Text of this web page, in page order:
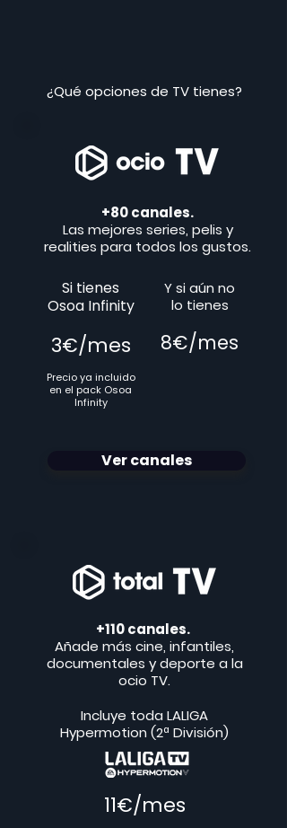
¿Qué opciones de TV tienes?
+80 canales.
Las mejores series, pelis y
realities para todos los gustos.
Si tienes
Osoa Infinity
3€/mes
Precio ya incluido
en el pack Osoa
Infinity
Y si aún no
lo tienes
8€/mes
Ver canales
+110 canales.
Añade más cine, infantiles,
documentales y deporte a la
ocio TV.
Incluye toda LALIGA
Hypermotion (2ª División)
11€/mes